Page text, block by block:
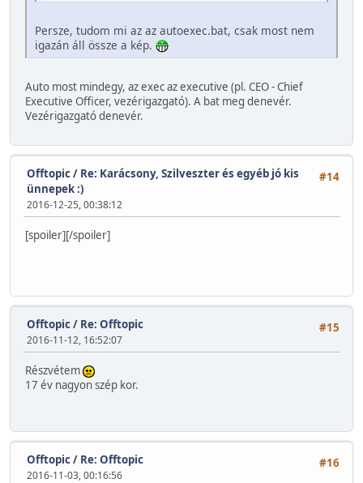
Persze, tudom mi az az autoexec.bat, csak most nem
igazán áll össze a kép.
Auto most mindegy, az exec az executive (pl. CEO - Chief
Executive Officer, vezérigazgató). A bat meg denevér.
Vezérigazgató denevér.
#14
Offtopic/ Re: Karácsony, Szilveszter és egyéb jó kis
ünnepek :)
2016-12-25, 00:38:12
[spoiler][/spoiler]
#15
Offtopic/ Re: Offtopic
2016-11-12, 16:52:07
Részvétem
17 év nagyon szép kor.
#16
Offtopic/ Re: Offtopic
2016-11-03, 00:16:56